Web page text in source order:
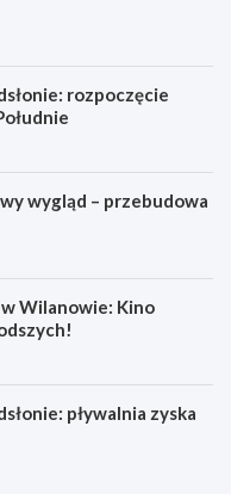
rozpoczęcie
wygląd – przebudowa
Wilanowie: Kino
pływalnia zyska